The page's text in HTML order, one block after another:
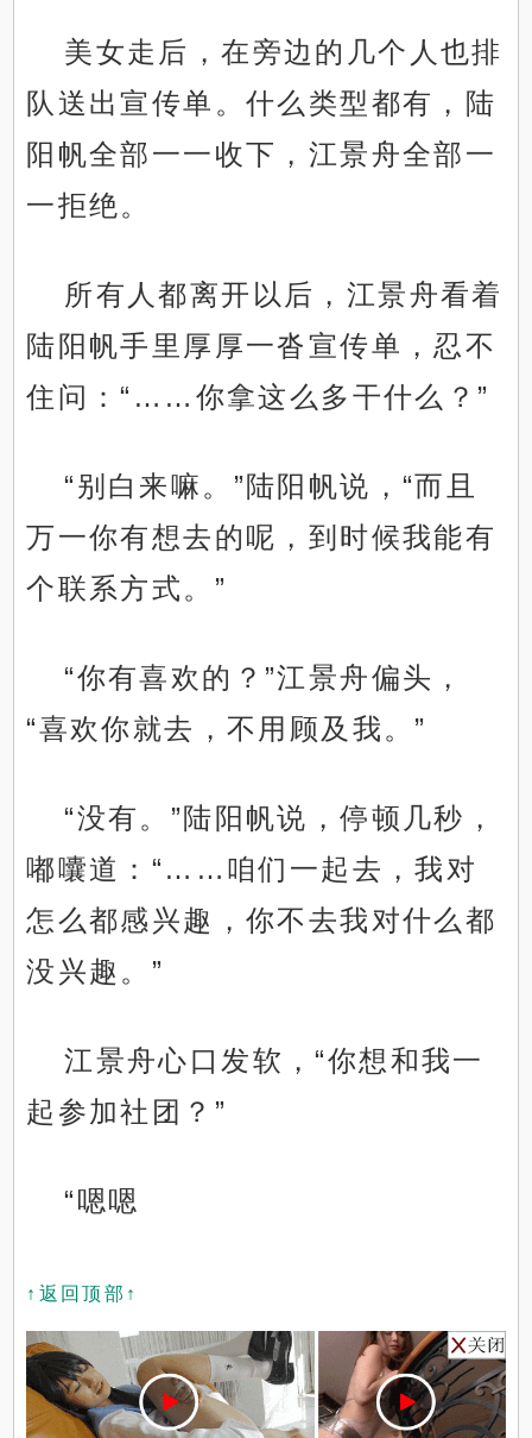
美女走后，在旁边的几个人也排
队送出宣传单。什么类型都有，陆
阳帆全部一一收下，江景舟全部一
一拒绝。
所有人都离开以后，江景舟看着
陆阳帆手里厚厚一沓宣传单，忍不
住问：“……你拿这么多干什么？”
“别白来嘛。”陆阳帆说，“而且
万一你有想去的呢，到时候我能有
个联系方式。”
“你有喜欢的？”江景舟偏头，
“喜欢你就去，不用顾及我。”
“没有。”陆阳帆说，停顿几秒，
嘟囔道：“……咱们一起去，我对
怎么都感兴趣，你不去我对什么都
没兴趣。”
江景舟心口发软，“你想和我一
起参加社团？”
“嗯嗯
↑返回顶部↑